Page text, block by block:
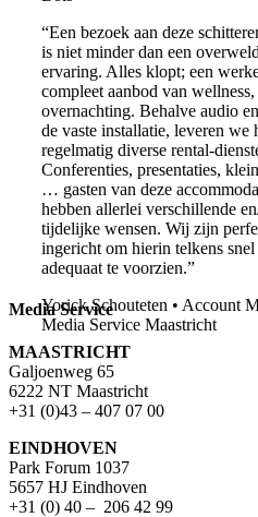
“Een bezoek aan deze
is niet minder dan een
ervaring. Alles klopt; een
compleet aanbod van
overnachting. Behalve audio
de vaste installatie, leveren we
regelmatig diverse rental-
Conferenties, presentaties,
… gasten van deze
hebben allerlei verschillende
tijdelijke wensen. Wij zijn
ingericht om hierin telkens snel
adequaat te voorzien.”
Yorick Schouteten • Account
Media Service Maastricht
Media Service
MAASTRICHT
Galjoenweg 65
6222 NT Maastricht
+31 (0)43 – 407 07 00
EINDHOVEN
Park Forum 1037
5657 HJ Eindhoven
+31 (0) 40 – 206 42 99